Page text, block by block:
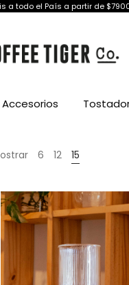
a todo el País a partir de
6 12 15